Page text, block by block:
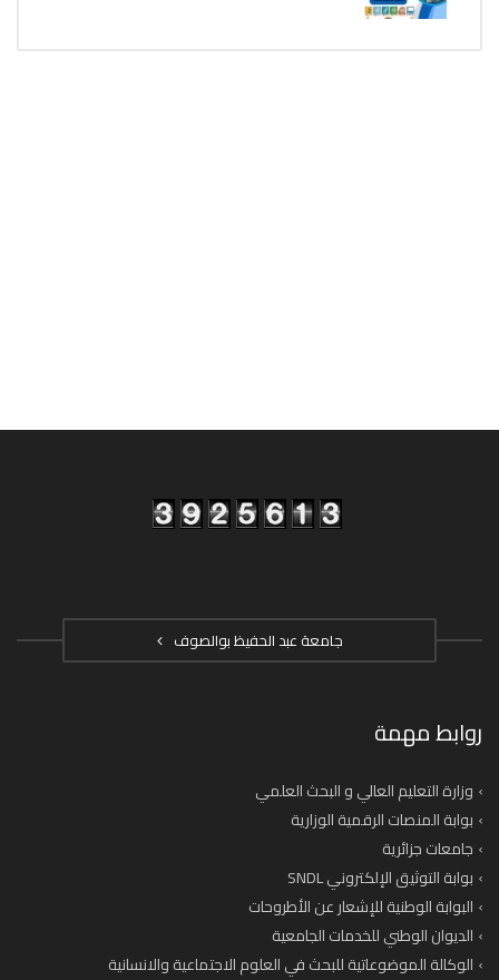
جامعة عبد الحفيظ بوالصوف
روابط مهمة
وزارة التعليم العالي و البحث العلمي
بوابة المنصات الرقمية الوزارية
جامعات جزائرية
بوابة التوثيق الإلكتروني SNDL
البوابة الوطنية للإشعار عن الأطروحات
الديوان الوطني للخدمات الجامعية
الوكالة الموضوعاتية للبحث في العلوم الاجتماعية والانسانية